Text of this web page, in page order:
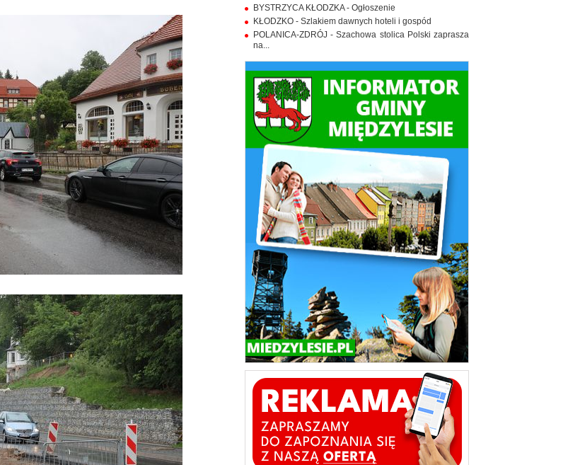
BYSTRZYCA KŁODZKA - Ogłoszenie
KŁODZKO - Szlakiem dawnych hoteli i gospód
POLANICA-ZDRÓJ - Szachowa stolica Polski zaprasza
na...